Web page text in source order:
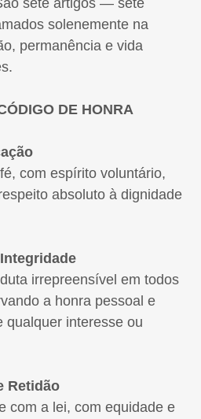
solenemente na
permanência e vida
DE HONRA
com espírito voluntário,
absoluto à dignidade
irrepreensível em todos
a honra pessoal e
qualquer interesse ou
Retidão
com a lei, com equidade e